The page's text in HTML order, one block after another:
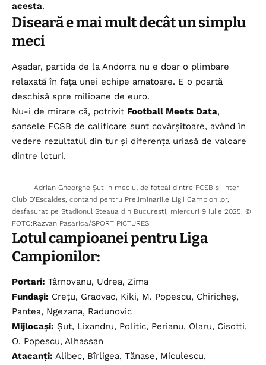
acesta.
Diseară e mai mult decât un simplu
meci
Așadar, partida de la Andorra nu e doar o plimbare
relaxată în fața unei echipe amatoare. E o poartă
deschisă spre milioane de euro.
Nu-i de mirare că, potrivit Football Meets Data,
șansele FCSB de calificare sunt covârșitoare, având în
vedere rezultatul din tur și diferența uriașă de valoare
dintre loturi.
Adrian Gheorghe Șut in meciul de fotbal dintre FCSB si Inter
Club D’Escaldes, contand pentru Preliminariile Ligii Campionilor,
desfasurat pe Stadionul Steaua din Bucuresti, miercuri 9 iulie 2025. ©
FOTO:Razvan Pasarica/SPORT PICTURES
Lotul campioanei pentru Liga
Campionilor:
Portari: Târnovanu, Udrea, Zima
Fundași: Crețu, Graovac, Kiki, M. Popescu, Chiricheș,
Pantea, Ngezana, Radunovic
Mijlocași: Șut, Lixandru, Politic, Perianu, Olaru, Cisotti,
O. Popescu, Alhassan
Atacanți: Alibec, Bîrligea, Tănase, Miculescu,